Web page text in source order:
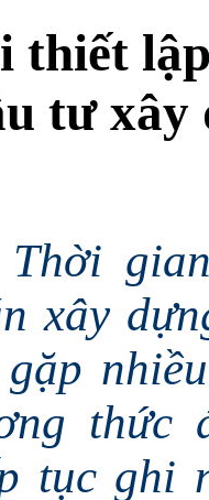
thiết
tư xây
Thời
xây
gặp
thức
tục ghi